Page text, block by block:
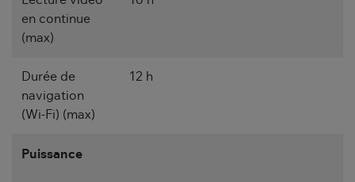
en continue
(max)
Durée de
navigation
(Wi-Fi) (max)
12 h
Puissance